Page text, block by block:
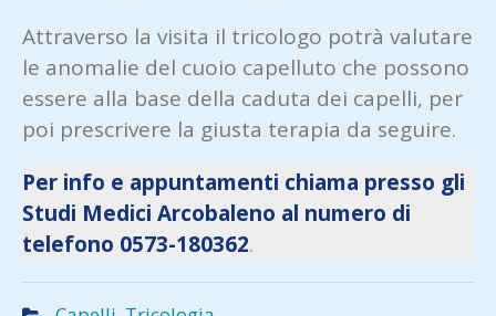
Attraverso la visita il tricologo potrà valutare
le anomalie del cuoio capelluto che possono
essere alla base della caduta dei capelli, per
poi prescrivere la giusta terapia da seguire.
Per info e appuntamenti chiama presso gli
Studi Medici Arcobaleno al numero di
telefono 0573-180362.